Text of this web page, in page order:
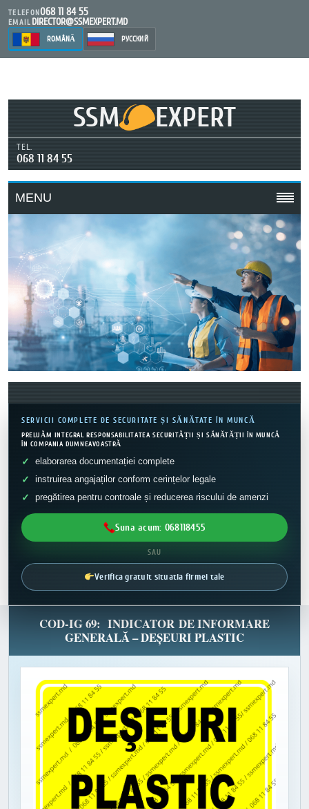
TELEFON068 11 84 55
EMAIL DIRECTOR@SSMEXPERT.MD
ROMÂNĂ РУССКИЙ
SSM EXPERT
TEL.
068 11 84 55
MENU
SERVICII COMPLETE DE SECURITATE ȘI SĂNĂTATE ÎN MUNCĂ
PRELUĂM INTEGRAL RESPONSABILITATEA SECURITĂȚII ȘI SĂNĂTĂȚII ÎN MUNCĂ
ÎN COMPANIA DUMNEAVOASTRĂ
elaborarea documentației complete
instruirea angajaților conform cerințelor legale
pregătirea pentru controale și reducerea riscului de amenzi
Suna acum: 068118455
SAU
Verifica gratuit situatia firmei tale
COD-IG 69: INDICATOR DE INFORMARE
GENERALĂ – DEȘEURI PLASTIC